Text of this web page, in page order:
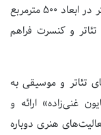
شده است و دارای استیجی مسقف به ارتفاع ۱۲ متر در ابعاد ۵۰۰ مترمربع
و کنسرت فراهم
تئاتر و موسیقی به
غنی‌زاده» ارائه و
هنری دوباره